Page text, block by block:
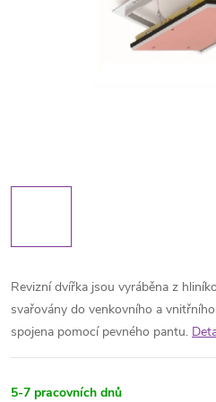
Revizní dvířka jsou vyráběna z
svařovány do venkovního a
spojena pomocí pevného pantu.
5-7 pracovních dnů